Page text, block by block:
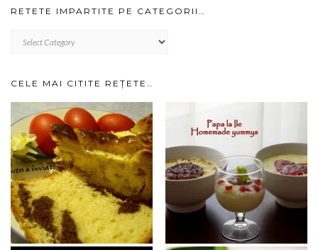
RETETE IMPARTITE PE CATEGORII…
IMPARTITE
CELE MAI CITITE REȚETE…